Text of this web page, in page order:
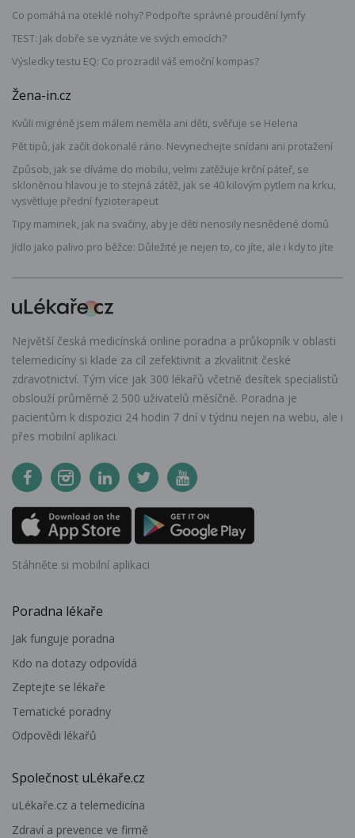
Co pomáhá na oteklé nohy? Podpořte správné proudění lymfy
TEST: Jak dobře se vyznáte ve svých emocích?
Výsledky testu EQ: Co prozradil váš emoční kompas?
Žena-in.cz
Kvůli migréně jsem málem neměla ani děti, svěřuje se Helena
Pět tipů, jak začít dokonalé ráno. Nevynechejte snídani ani protažení
Způsob, jak se díváme do mobilu, velmi zatěžuje krční páteř, se
skloněnou hlavou je to stejná zátěž, jak se 40 kilovým pytlem na krku,
vysvětluje přední fyzioterapeut
Tipy maminek, jak na svačiny, aby je děti nenosily nesnědené domů
Jídlo jako palivo pro běžce: Důležité je nejen to, co jíte, ale i kdy to jíte
Největší česká medicínská online poradna a průkopník v oblasti
telemedicíny si klade za cíl zefektivnit a zkvalitnit české
zdravotnictví. Tým více jak 300 lékařů včetně desítek specialistů
obslouží průměrně 2 500 uživatelů měsíčně. Poradna je
pacientům k dispozici 24 hodin 7 dní v týdnu nejen na webu, ale i
přes mobilní aplikaci.
Stáhněte si mobilní aplikaci
Poradna lékaře
Jak funguje poradna
Kdo na dotazy odpovídá
Zeptejte se lékaře
Tematické poradny
Odpovědi lékařů
Společnost uLékaře.cz
uLékaře.cz a telemedicína
Zdraví a prevence ve firmě